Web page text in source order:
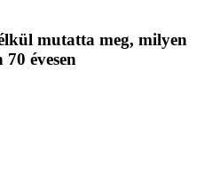
mutatta meg, milyen
évesen